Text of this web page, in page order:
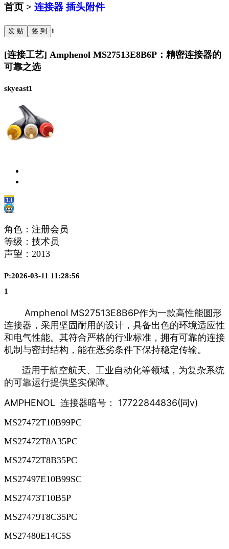
首页 > 连接器 插头附件
发 贴 签 到 1
[连接工艺] Amphenol MS27513E8B6P：精密连接器的
可靠之选
skyeast1
角色：注册会员
等级：技术员
声望： 2013
P:2026-03-11 11:28:56
1
Amphenol MS27513E8B6P作为一款高性能圆形
连接器，采用坚固耐用的设计，具备出色的环境适应性
和电气性能。其符合严格的行业标准，拥有可靠的连接
机制与密封结构，能在恶劣条件下保持稳定传输。
适用于航空航天、工业自动化等领域，为复杂系统
的可靠运行提供坚实保障。
AMPHENOL 连接器暗号： 17722844836(同v)
MS27472T10B99PC
MS27472T8A35PC
MS27472T8B35PC
MS27497E10B99SC
MS27473T10B5P
MS27479T8C35PC
MS27480E14C5S